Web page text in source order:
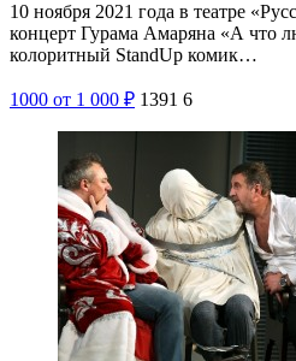
10 ноября 2021 года в театре
концерт Гурама Амаряна «А что
колоритный StandUp комик…
1000 от 1 000 ₽ 1391 6